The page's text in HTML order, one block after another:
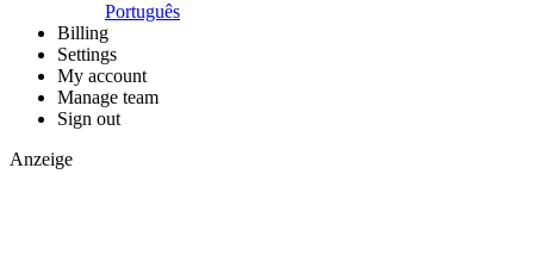
Português
Billing
Settings
My account
Manage team
Sign out
Anzeige